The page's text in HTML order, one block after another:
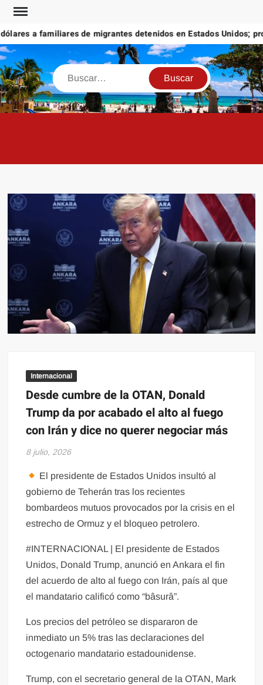
Saltar
contenidoa familiares de migrantes detenidos en Estados Unidos;
Buscar
Internacional
Desde cumbre de la OTAN, Donald
Trump da por acabado el alto al fuego
con Irán y dice no querer negociar más
8 julio, 2026
El presidente de Estados Unidos insultó al
gobierno de Teherán tras los recientes
bombardeos mutuos provocados por la crisis en el
estrecho de Ormuz y el bloqueo petrolero.
#INTERNACIONAL | El presidente de Estados
Unidos, Donald Trump, anunció en Ankara el fin
del acuerdo de alto al fuego con Irán, país al que
el mandatario calificó como “bâsurâ”.
Los precios del petróleo se dispararon de
inmediato un 5% tras las declaraciones del
octogenario mandatario estadounidense.
Trump, con el secretario general de la OTAN, Mark